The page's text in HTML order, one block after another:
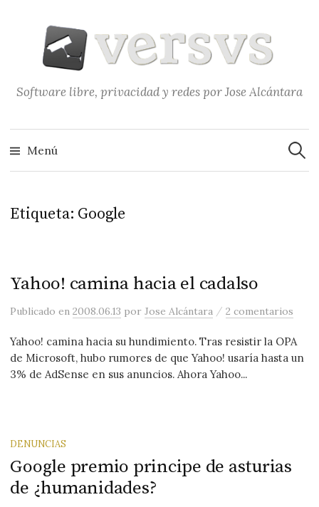
contenido
Software libre, privacidad y redes por Jose Alcántara
Menú
Etiqueta: Google
Yahoo! camina hacia el cadalso
Publicadoen2008.06.13 porJose Alcántara /2 comentarios
Yahoo! camina hacia su hundimiento. Tras resistir la OPA
de Microsoft, hubo rumores de que Yahoo! usaría hasta un
3% de AdSense en sus anuncios. Ahora Yahoo...
DENUNCIAS
Google premio principe de asturias
de ¿humanidades?